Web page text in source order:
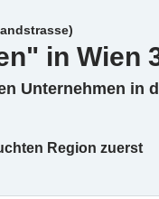
in Wien
Unternehmen in
Region zuerst